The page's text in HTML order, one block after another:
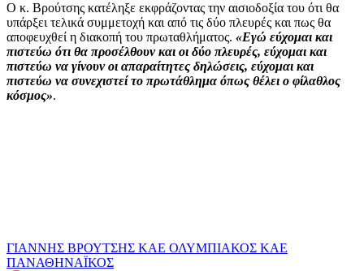
Ο κ. Βρούτσης κατέληξε εκφράζοντας την αισιοδοξία του ότι θα
υπάρξει τελικά συμμετοχή και από τις δύο πλευρές και πως θα
αποφευχθεί η διακοπή του πρωταθλήματος. «Εγώ εύχομαι και
πιστεύω ότι θα προσέλθουν και οι δύο πλευρές, εύχομαι και
πιστεύω να γίνουν οι απαραίτητες δηλώσεις, εύχομαι και
πιστεύω να συνεχιστεί το πρωτάθλημα όπως θέλει ο φίλαθλος
κόσμος».
ΓΙΑΝΝΗΣ ΒΡΟΥΤΣΗΣ ΚΑΕ ΟΛΥΜΠΙΑΚΟΣ ΚΑΕ
ΠΑΝΑΘΗΝΑΪΚΟΣ